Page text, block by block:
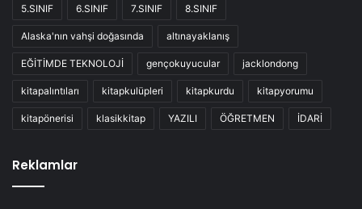
5.SINIF 6.SINIF 7.SINIF 8.SINIF
Alaska'nın vahşi doğasında altınayaklanış
EĞİTİMDE TEKNOLOJİ gençokuyucular jacklondong
kitapalıntıları kitapkulüpleri kitapkurdu kitapyorumu
kitapönerisi klasikkitap YAZILI ÖĞRETMEN İDARİ
Reklamlar